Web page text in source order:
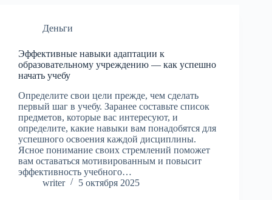
Деньги
Эффективные навыки адаптации к
образовательному учреждению — как успешно
начать учебу
Определите свои цели прежде, чем сделать
первый шаг в учебу. Заранее составьте список
предметов, которые вас интересуют, и
определите, какие навыки вам понадобятся для
успешного освоения каждой дисциплины.
Ясное понимание своих стремлений поможет
вам оставаться мотивированным и повысит
эффективность учебного…
writer
5 октября 2025